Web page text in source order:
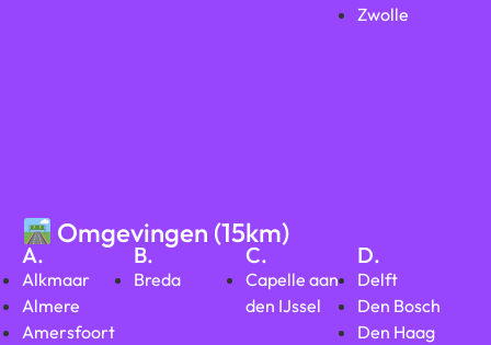
Zwolle
Omgevingen (15km)
A.
Alkmaar
Almere
Amersfoort
B.
Breda
C.
Capelle aan
den IJssel
D.
Delft
Den Bosch
Den Haag